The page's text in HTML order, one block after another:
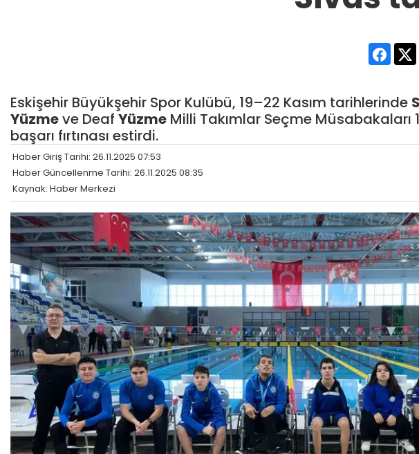
Eskişehir Büyükşehir Spor Kulübü, 19–22 Kasım tarihlerinde
Yüzmeve Deaf Yüzme Milli Takımlar Seçme Müsabakaları
başarı fırtınası estirdi.
Haber Giriş Tarihi: 26.11.2025 07:53
Haber Güncellenme Tarihi: 26.11.2025 08:35
Kaynak: Haber Merkezi